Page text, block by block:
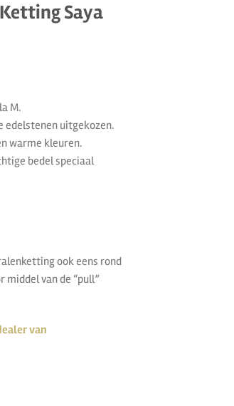
Saya
M.
edelstenen uitgekozen.
warme kleuren.
bedel speciaal
ook eens rond
middel van de “pull”
van